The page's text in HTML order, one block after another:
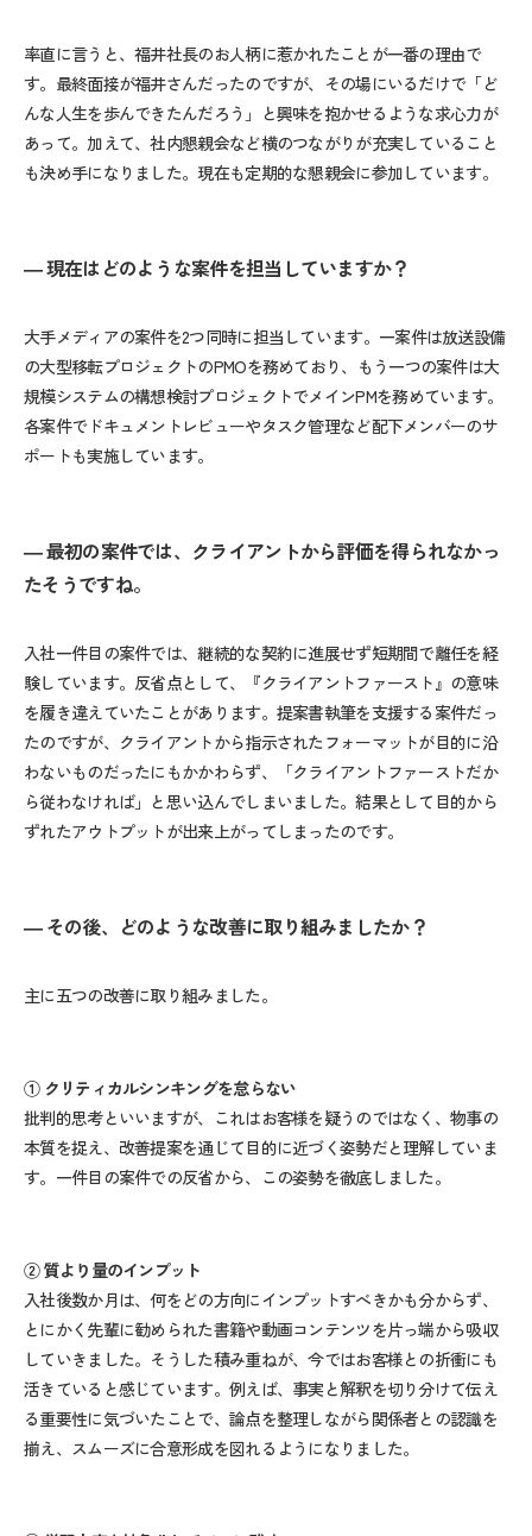
率直に言うと、福井社長のお人柄に惹かれたことが一番の理由で
す。最終面接が福井さんだったのですが、その場にいるだけで「ど
んな人生を歩んできたんだろう」と興味を抱かせるような求心力が
あって。加えて、社内懇親会など横のつながりが充実していること
も決め手になりました。現在も定期的な懇親会に参加しています。
― 現在はどのような案件を担当していますか？
大手メディアの案件を2つ同時に担当しています。一案件は放送設備
の大型移転プロジェクトのPMOを務めており、もう一つの案件は大
規模システムの構想検討プロジェクトでメインPMを務めています。
各案件でドキュメントレビューやタスク管理など配下メンバーのサ
ポートも実施しています。
― 最初の案件では、クライアントから評価を得られなかっ
たそうですね。
入社一件目の案件では、継続的な契約に進展せず短期間で離任を経
験しています。反省点として、『クライアントファースト』の意味
を履き違えていたことがあります。提案書執筆を支援する案件だっ
たのですが、クライアントから指示されたフォーマットが目的に沿
わないものだったにもかかわらず、「クライアントファーストだか
ら従わなければ」と思い込んでしまいました。結果として目的から
ずれたアウトプットが出来上がってしまったのです。
― その後、どのような改善に取り組みましたか？
主に五つの改善に取り組みました。
① クリティカルシンキングを怠らない
批判的思考といいますが、これはお客様を疑うのではなく、物事の
本質を捉え、改善提案を通じて目的に近づく姿勢だと理解していま
す。一件目の案件での反省から、この姿勢を徹底しました。
②質より量のインプット
入社後数か月は、何をどの方向にインプットすべきかも分からず、
とにかく先輩に勧められた書籍や動画コンテンツを片っ端から吸収
していきました。そうした積み重ねが、今ではお客様との折衝にも
活きていると感じています。例えば、事実と解釈を切り分けて伝え
る重要性に気づいたことで、論点を整理しながら関係者との認識を
揃え、スムーズに合意形成を図れるようになりました。